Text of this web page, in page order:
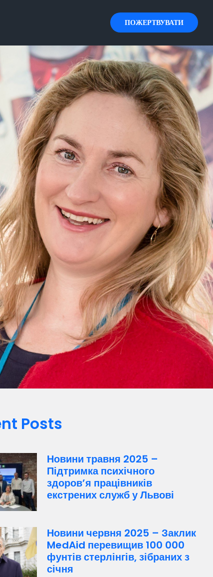
ПОЖЕРТВУВАТИ
Posts
Новини травня 2025 –
Підтримка психічного
здоров’я працівників
екстрених служб у Львові
Новини червня 2025 – Заклик
MedAid перевищив 100 000
фунтів стерлінгів, зібраних з
січня